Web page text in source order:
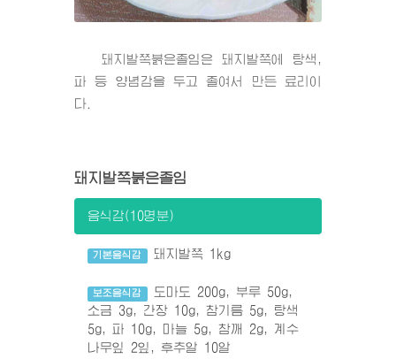
돼지발쪽붉은졸임은 돼지발쪽에 탕색,
파 등 양념감을 두고 졸여서 만든 료리이
다.
돼지발쪽붉은졸임
음식감(10명분)
기본음식감 돼지발쪽 1kg
보조음식감
도마도 200g, 부루 50g,
소금 3g, 간장 10g, 참기름 5g, 탕색
5g, 파 10g, 마늘 5g, 참깨 2g, 계수
나무잎 2잎, 후추알 10알